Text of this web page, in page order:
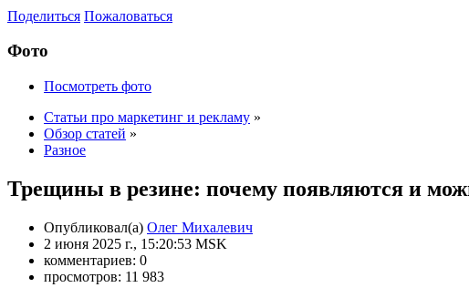
Поделиться Пожаловаться
Фото
Посмотреть фото
Статьи про маркетинг и рекламу »
Обзор статей »
Разное
Трещины в резине: почему появляются и
Опубликовал(а) Олег Михалевич
2 июня 2025 г., 15:20:53 MSK
комментариев: 0
просмотров: 11 983